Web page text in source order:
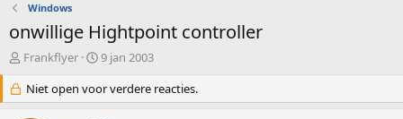
Windows
onwillige Hightpoint controller
O
d
e
Frankflyer
S
a
r
9 jan 2003
Niet open voor verdere reacties.